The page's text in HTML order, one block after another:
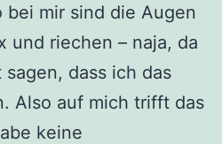
bei mir sind die Augen
und riechen – naja, da
dass ich das
Also auf mich trifft das
keine